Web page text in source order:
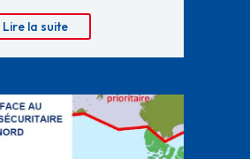
Lire la suite